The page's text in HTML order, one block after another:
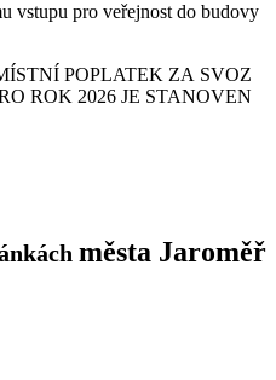
vstupu pro veřejnost do budovy
POPLATEK ZA SVOZ
ROK 2026 JE STANOVEN
města Jaroměř